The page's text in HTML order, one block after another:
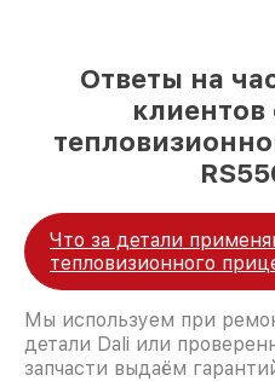
Ответы на
клиентов
Что за детали
тепловизионного
Мы используем при
детали Dali или
запчасти выдаём